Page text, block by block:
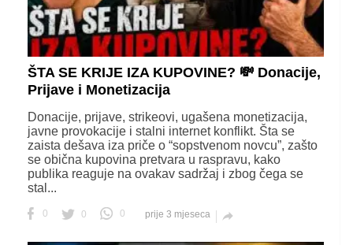
ŠTA SE KRIJE IZA KUPOVINE? 💸 Donacije,
Prijave i Monetizacija
Donacije, prijave, strikeovi, ugašena monetizacija,
javne provokacije i stalni internet konflikt. Šta se
zaista dešava iza priče o “sopstvenom novcu”, zašto
se obična kupovina pretvara u raspravu, kako
publika reaguje na ovakav sadržaj i zbog čega se
stal...
0 0 0 prije 3 mjeseca 